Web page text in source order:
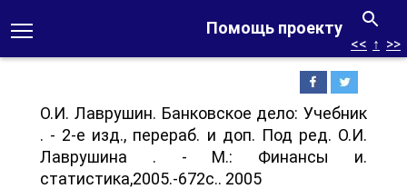
Помощь проекту
<< ↑ >>
О.И. Лаврушин. Банковское дело: Учебник
. - 2-е изд., перераб. и доп. Под ред. О.И.
Лаврушина . - М.: Финансы и.
статистика,2005.-672с.. 2005